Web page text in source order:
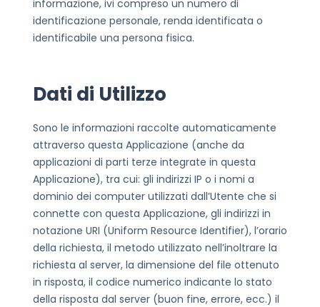
informazione, ivi compreso un numero di
identificazione personale, renda identificata o
identificabile una persona fisica.
Dati di Utilizzo
Sono le informazioni raccolte automaticamente
attraverso questa Applicazione (anche da
applicazioni di parti terze integrate in questa
Applicazione), tra cui: gli indirizzi IP o i nomi a
dominio dei computer utilizzati dall’Utente che si
connette con questa Applicazione, gli indirizzi in
notazione URI (Uniform Resource Identifier), l’orario
della richiesta, il metodo utilizzato nell’inoltrare la
richiesta al server, la dimensione del file ottenuto
in risposta, il codice numerico indicante lo stato
della risposta dal server (buon fine, errore, ecc.) il